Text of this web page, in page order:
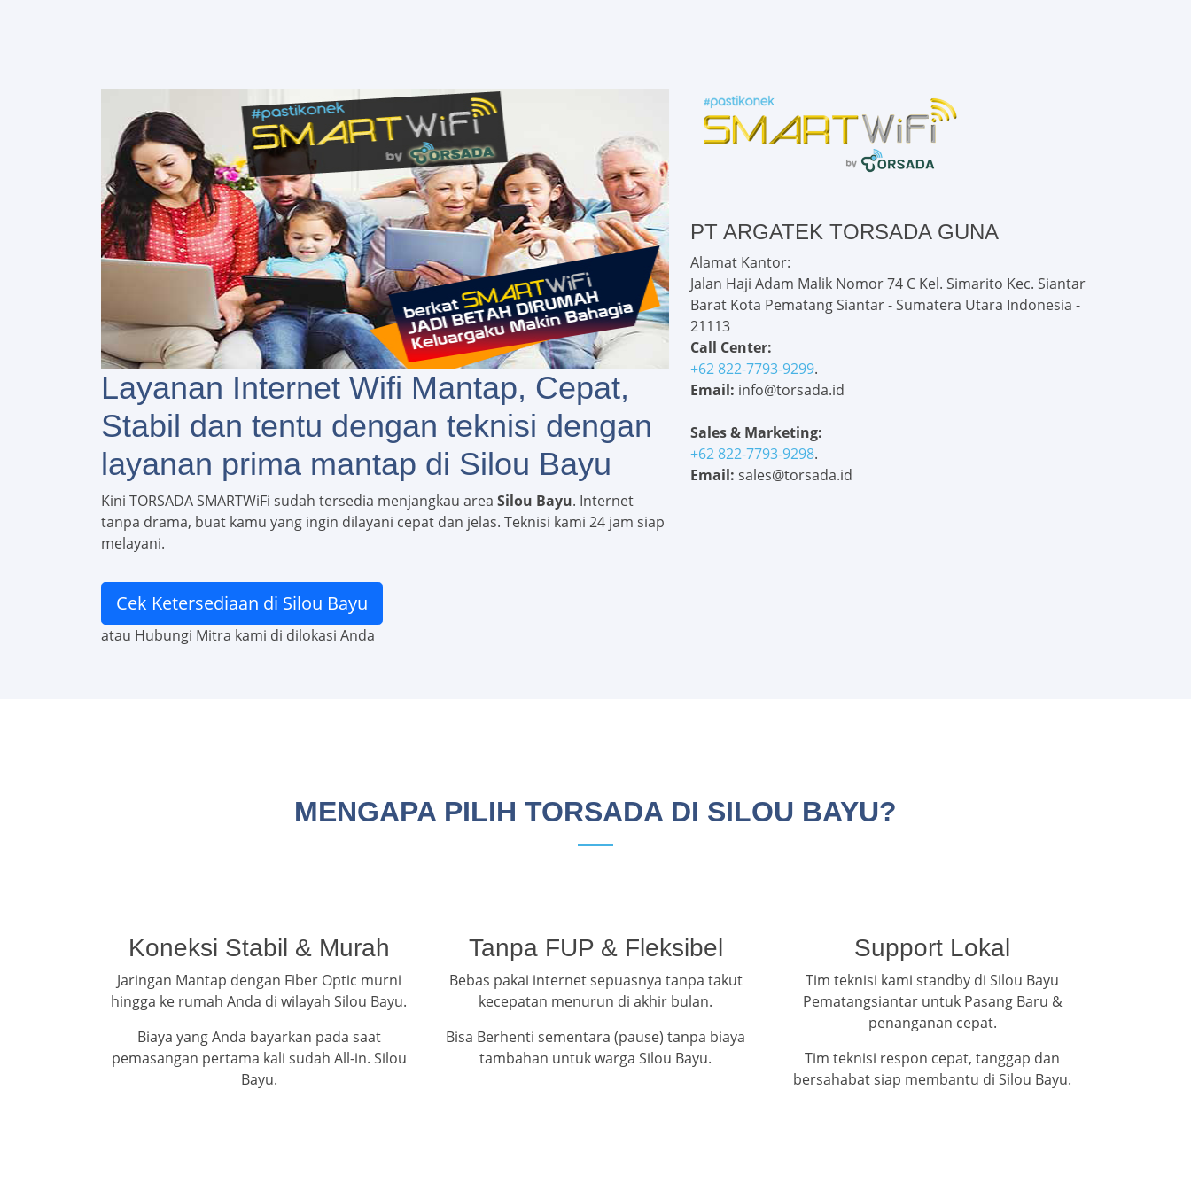
Layanan Internet Wifi Mantap, Cepat,
Stabil dan tentu dengan teknisi dengan
layanan prima mantap di Silou Bayu
Kini TORSADA SMARTWiFi sudah tersedia menjangkau area Silou Bayu. Internet
tanpa drama, buat kamu yang ingin dilayani cepat dan jelas. Teknisi kami 24 jam siap
melayani.
Cek Ketersediaan di Silou Bayu
atau Hubungi Mitra kami di dilokasi Anda
PT ARGATEK TORSADA GUNA
Alamat Kantor:
Jalan Haji Adam Malik Nomor 74 C Kel. Simarito Kec. Siantar
Barat Kota Pematang Siantar - Sumatera Utara Indonesia -
21113
Call Center:
+62 822-7793-9299.
Email: info@torsada.id
Sales & Marketing:
+62 822-7793-9298.
Email: sales@torsada.id
MENGAPA PILIH TORSADA DI SILOU BAYU?
Koneksi Stabil & Murah
Jaringan Mantap dengan Fiber Optic murni
hingga ke rumah Anda di wilayah Silou Bayu.
Biaya yang Anda bayarkan pada saat
pemasangan pertama kali sudah All-in. Silou
Bayu.
Tanpa FUP & Fleksibel
Bebas pakai internet sepuasnya tanpa takut
kecepatan menurun di akhir bulan.
Bisa Berhenti sementara (pause) tanpa biaya
tambahan untuk warga Silou Bayu.
Support Lokal
Tim teknisi kami standby di Silou Bayu
Pematangsiantar untuk Pasang Baru &
penanganan cepat.
Tim teknisi respon cepat, tanggap dan
bersahabat siap membantu di Silou Bayu.